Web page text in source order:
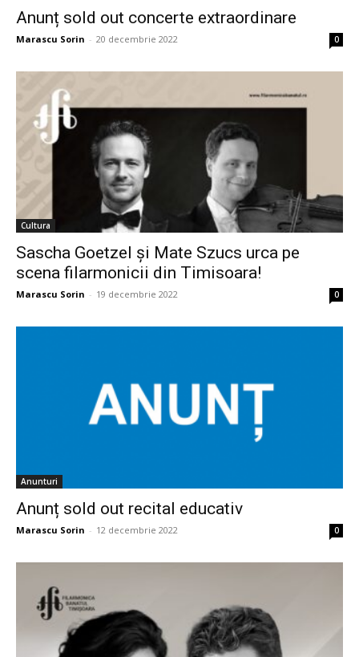
Anunț sold out concerte extraordinare
Marascu Sorin - 20 decembrie 2022 0
Cultura
Sascha Goetzel și Mate Szucs urca pe
scena filarmonicii din Timisoara!
Marascu Sorin - 19 decembrie 2022 0
Anunturi
Anunț sold out recital educativ
Marascu Sorin - 12 decembrie 2022 0